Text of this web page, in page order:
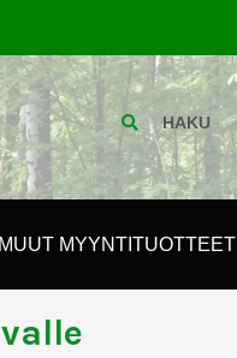
HAKU
MUUT MYYNTITUOTTEET